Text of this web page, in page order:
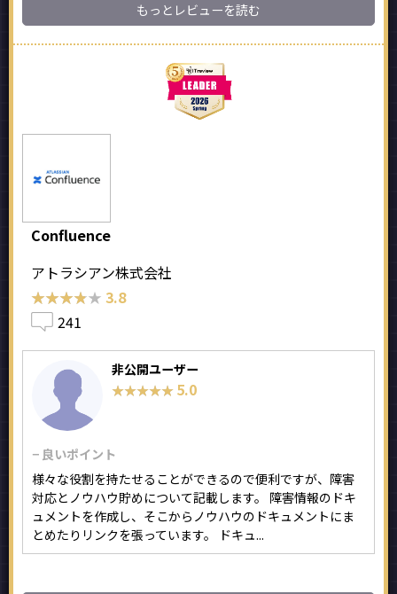
もっとレビューを読む
Confluence
アトラシアン株式会社
★★★★★
★★★★★ 3.8
241
非公開ユーザー
★★★★★
★★★★★ 5.0
− 良いポイント
様々な役割を持たせることができるので便利ですが、障害
対応とノウハウ貯めについて記載します。 障害情報のドキ
ュメントを作成し、そこからノウハウのドキュメントにま
とめたりリンクを張っています。 ドキュ...